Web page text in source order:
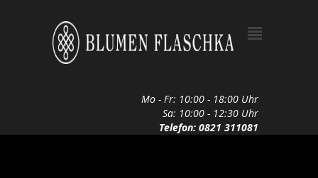
Mo - Fr: 10:00 - 18:00 Uhr
Sa: 10:00 - 12:30 Uhr
Telefon: 0821 311081